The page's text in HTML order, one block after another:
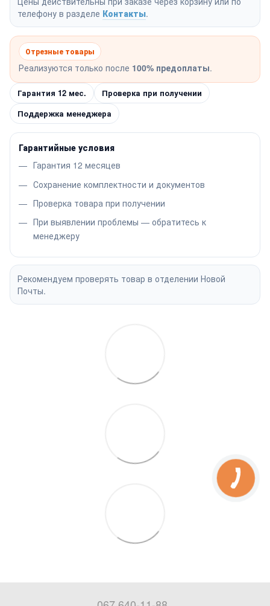
телефону в разделе Контакты.
Отрезные товары
Реализуются только после 100% предоплаты.
Гарантия 12 мес.
Проверка при получении
Поддержка менеджера
Гарантийные условия
Гарантия 12 месяцев
Сохранение комплектности и документов
Проверка товара при получении
При выявлении проблемы — обратитесь к
менеджеру
Рекомендуем проверять товар в отделении Новой
Почты.